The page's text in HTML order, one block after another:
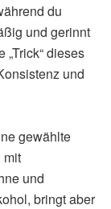
du
und gerinnt
dieses
und
gewählte
mit
und
bringt aber